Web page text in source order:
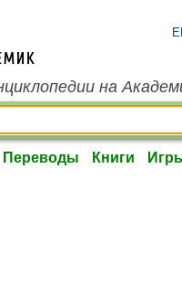
на
Переводы Книги